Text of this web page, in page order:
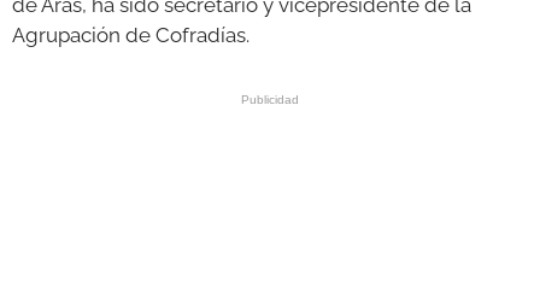
Agrupación de Cofradías.